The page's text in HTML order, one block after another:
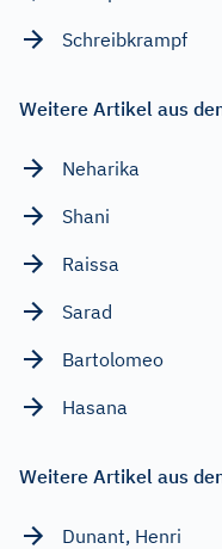
Schreibkrampf
Weitere Artikel aus
Neharika
Shani
Raissa
Sarad
Bartolomeo
Hasana
Weitere Artikel aus
Dunant, Henri